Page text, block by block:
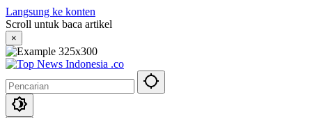
Langsung ke konten
Scroll untuk baca artikel
×